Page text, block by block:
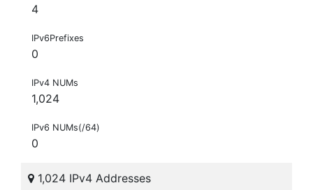
4
IPv6Prefixes
0
IPv4 NUMs
1,024
IPv6 NUMs(/64)
0
1,024 IPv4 Addresses